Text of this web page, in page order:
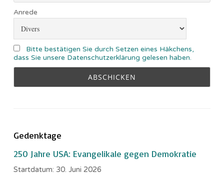
Anrede
Bitte bestätigen Sie durch Setzen eines Häkchens,
dass Sie unsere Datenschutzerklärung gelesen haben.
Gedenktage
250 Jahre USA: Evangelikale gegen Demokratie
Startdatum: 30. Juni 2026